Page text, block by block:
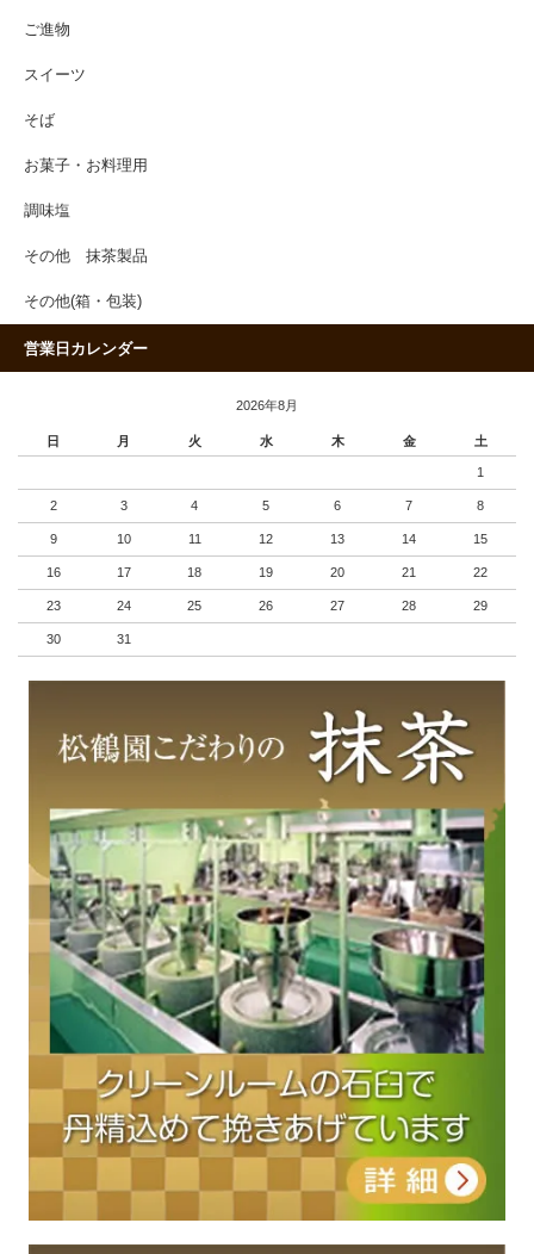
ご進物
スイーツ
そば
お菓子・お料理用
調味塩
その他 抹茶製品
その他(箱・包装)
営業日カレンダー
2026年8月
日 月 火 水 木 金 土
1
2 3 4 5 6 7 8
9 10 11 12 13 14 15
16 17 18 19 20 21 22
23 24 25 26 27 28 29
30 31